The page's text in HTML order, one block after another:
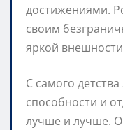
достижениями.
своим
яркой
С самого
способности и
лучше и лучше.